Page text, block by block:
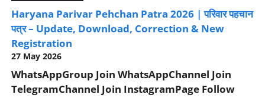
Haryana Parivar Pehchan Patra 2026 | परिवार पहचान
पत्र – Update, Download, Correction & New
Registration
27 May 2026
WhatsAppGroup Join WhatsAppChannel Join
TelegramChannel Join InstagramPage Follow